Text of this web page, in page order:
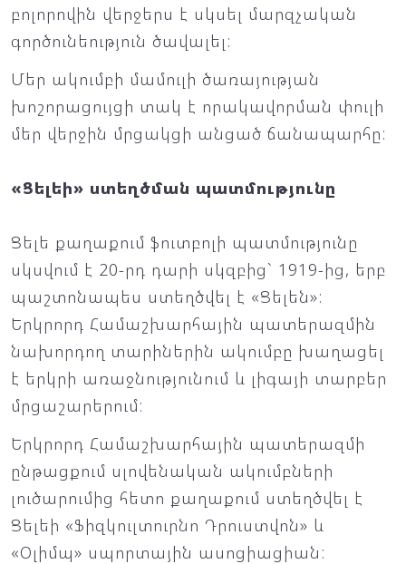
բոլորովին վերջերս է սկսել մարզչական
գործունեություն ծավալել:
Մեր ակումբի մամուլի ծառայության
խոշորացույցի տակ է որակավորման փուլի
մեր վերջին մրցակցի անցած ճանապարհը:
«Ցելեի» ստեղծման պատմությունը
Ցելե քաղաքում ֆուտբոլի պատմությունը
սկսվում է 20-րդ դարի սկզբից` 1919-ից, երբ
պաշտոնապես ստեղծվել է «Ցելեն»:
Երկրորդ Համաշխարհային պատերազմին
նախորդող տարիներին ակումբը խաղացել
է երկրի առաջնությունում և լիգայի տարբեր
մրցաշարերում:
Երկրորդ Համաշխարհային պատերազմի
ընթացքում սլովենական ակումբների
լուծարումից հետո քաղաքում ստեղծվել է
Ցելեի «Ֆիզկուլտուրնո Դրուստվոն» և
«Օլիմպ» սպորտային ասոցիացիան: